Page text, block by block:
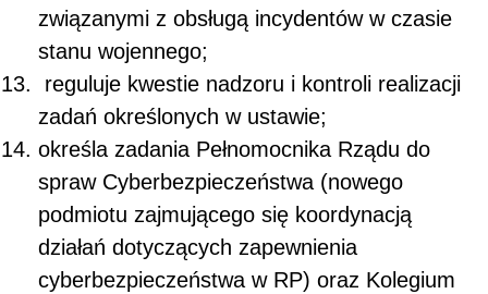
związanymi z obsługą incydentów w czasie
stanu wojennego;
reguluje kwestie nadzoru i kontroli realizacji
zadań określonych w ustawie;
określa zadania Pełnomocnika Rządu do
spraw Cyberbezpieczeństwa (nowego
podmiotu zajmującego się koordynacją
działań dotyczących zapewnienia
cyberbezpieczeństwa w RP) oraz Kolegium